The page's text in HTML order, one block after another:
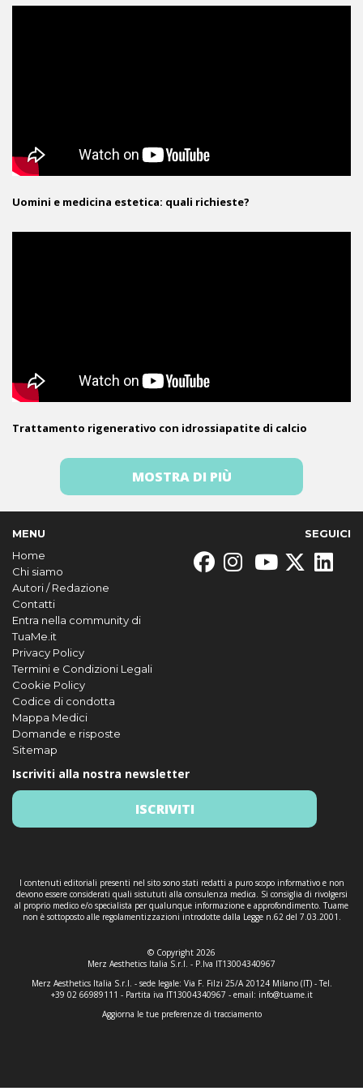
Uomini e medicina estetica: quali richieste?
Trattamento rigenerativo con idrossiapatite di calcio
MOSTRA DI PIÙ
MENU
Home
Chi siamo
Autori / Redazione
Contatti
Entra nella community di
TuaMe.it
Privacy Policy
Termini e Condizioni Legali
Cookie Policy
Codice di condotta
Mappa Medici
Domande e risposte
Sitemap
SEGUICI
Iscriviti alla nostra newsletter
ISCRIVITI
I contenuti editoriali presenti nel sito sono stati redatti a puro scopo informativo e non
devono essere considerati quali sistututi alla consulenza medica. Si consiglia di rivolgersi
al proprio medico e/o specialista per qualunque informazione e approfondimento. Tuame
non è sottoposto alle regolamentizzazioni introdotte dalla Legge n.62 del 7.03.2001.
© Copyright 2026
Merz Aesthetics Italia S.r.l. - P.Iva IT13004340967
Merz Aesthetics Italia S.r.l. - sede legale: Via F. Filzi 25/A 20124 Milano (IT) - Tel.
+39 02 66989111 - Partita iva IT13004340967 - email: info@tuame.it
Aggiorna le tue preferenze di tracciamento